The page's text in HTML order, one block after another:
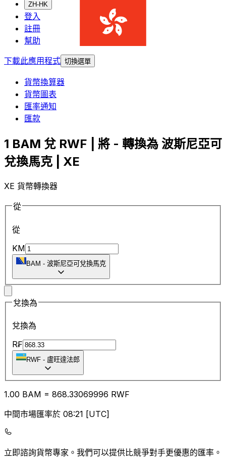
ZH-HK
登入
註冊
幫助
下載此應用程式 切換選單
貨幣換算器
貨幣圖表
匯率通知
匯款
1 BAM 兌 RWF | 將 - 轉換為 波斯尼亞可
兌換馬克 | XE
XE 貨幣轉換器
從
從
KM
BAM - 波斯尼亞可兌換馬克
兌換為
兌換為
R₣
RWF - 盧旺達法郎
1.00 BAM = 868.33069996 RWF
中間市場匯率於 08:21 [UTC]
立即諮詢貨幣專家。 我們可以提供比競爭對手更優惠的匯率。